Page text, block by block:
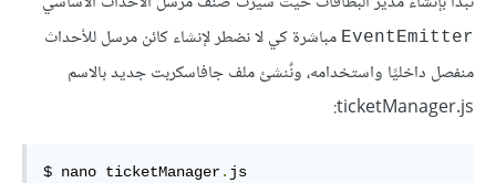
‎EventEmitter‎ مباشرة كي لا نضطر لإنشاء كائن مرسل للأحداث
منفصل داخليًا واستخدامه، ونٌنشئ ملف جافاسكربت جديد بالاسم
‎ticketManager.js‎:
$ nano ticketManager. js